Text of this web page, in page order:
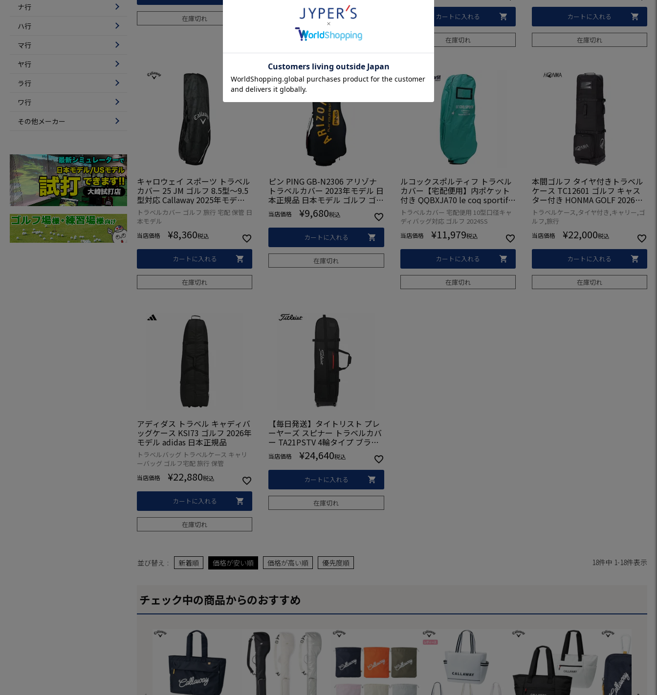
ナ行
ハ行
マ行
ヤ行
ラ行
ワ行
その他メーカー
在庫切れ カートに入れる
在庫切れ
カートに入れる
在庫切れ
カートに入れる
在庫切れ
キャロウェイ スポーツ トラベル
カバー 25 JM ゴルフ 8.5型～9.5
型対応 Callaway 2025年モデル
日本正規品
トラベルカバー ゴルフ 旅行 宅配 保管 日
本モデル
当店価格 ¥8,360税込
カートに入れる
在庫切れ
ピン PING GB-N2306 アリゾナ
トラベルカバー 2023年モデル 日
本正規品 日本モデル ゴルフ ゴル
フバッグ 宅急便
当店価格 ¥9,680税込
カートに入れる
在庫切れ
ルコックスポルティフ トラベル
カバー【宅配便用】内ポケット
付き QQBXJA70 le coq sportif g
olf 2024年モデル 日本正規品
トラベルカバー 宅配便用 10型口径キャ
ディバッグ対応 ゴルフ 2024SS
当店価格 ¥11,979税込
カートに入れる
在庫切れ
本間ゴルフ タイヤ付きトラベル
ケース TC12601 ゴルフ キャス
ター付き HONMA GOLF 2026年
モデル 日本正規品
トラベルケース,タイヤ付き,キャリー,ゴ
ルフ,旅行
当店価格 ¥22,000税込
カートに入れる
在庫切れ
アディダス トラベル キャディバ
ッグケース KSI73 ゴルフ 2026年
モデル adidas 日本正規品
トラベルバッグ トラベルケース キャリ
ーバッグ ゴルフ宅配 旅行 保管
当店価格 ¥22,880税込
カートに入れる
在庫切れ
【毎日発送】タイトリスト プレ
ーヤーズ スピナー トラベルカバ
ー TA21PSTV 4輪タイプ ブラッ
ク 日本正規品 2023年モデル
当店価格 ¥24,640税込
カートに入れる
在庫切れ
並び替え 新着順 価格が安い順 価格が高い順 優先度順 18件中 1-18件表示
チェック中の商品からのおすすめ